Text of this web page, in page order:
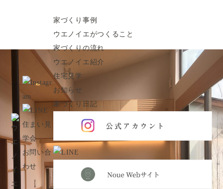
住まい見
学会
お問い合
わせ
家づくり事例
ウエノイエがつくること
家づくりの流れ
ウエノイエ紹介
住宅見学
お知らせ
家づくり日記